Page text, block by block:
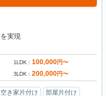
実現
1LDK 100,000円〜
3LDK 200,000円〜
空き家片付け 部屋片付け